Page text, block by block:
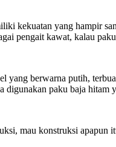
kekuatan yang hampir
pengait kawat, kalau
yang berwarna putih,
paku baja hitam
mau konstruksi apapun